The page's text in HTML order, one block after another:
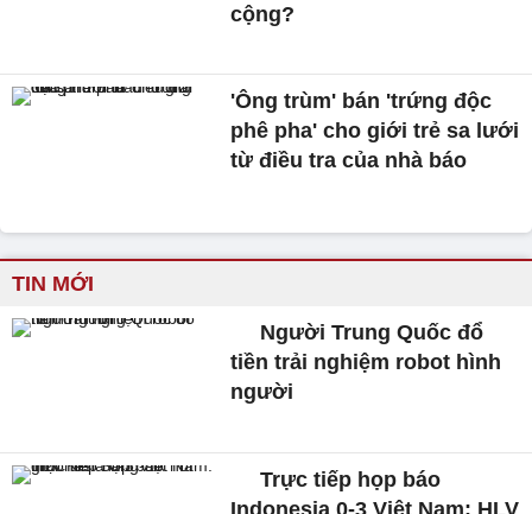
cộng?
'Ông trùm' bán 'trứng độc
phê pha' cho giới trẻ sa lưới
từ điều tra của nhà báo
TIN MỚI
Người Trung Quốc đổ
tiền trải nghiệm robot hình
người
Trực tiếp họp báo
Indonesia 0-3 Việt Nam: HLV